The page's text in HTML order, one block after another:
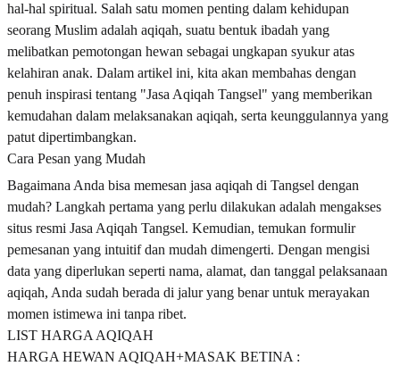
hal-hal spiritual. Salah satu momen penting dalam kehidupan
seorang Muslim adalah aqiqah, suatu bentuk ibadah yang
melibatkan pemotongan hewan sebagai ungkapan syukur atas
kelahiran anak. Dalam artikel ini, kita akan membahas dengan
penuh inspirasi tentang "Jasa Aqiqah Tangsel" yang memberikan
kemudahan dalam melaksanakan aqiqah, serta keunggulannya yang
patut dipertimbangkan.
Cara Pesan yang Mudah
Bagaimana Anda bisa memesan jasa aqiqah di Tangsel dengan
mudah? Langkah pertama yang perlu dilakukan adalah mengakses
situs resmi Jasa Aqiqah Tangsel. Kemudian, temukan formulir
pemesanan yang intuitif dan mudah dimengerti. Dengan mengisi
data yang diperlukan seperti nama, alamat, dan tanggal pelaksanaan
aqiqah, Anda sudah berada di jalur yang benar untuk merayakan
momen istimewa ini tanpa ribet.
LIST HARGA AQIQAH
HARGA HEWAN AQIQAH+MASAK BETINA :